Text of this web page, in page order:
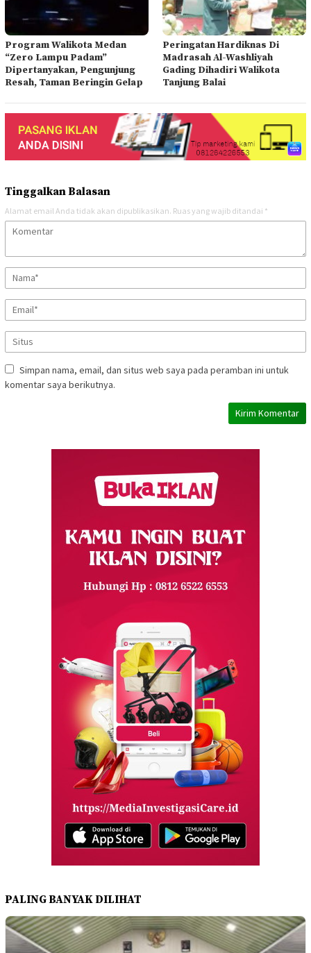
Program Walikota Medan
“Zero Lampu Padam”
Dipertanyakan, Pengunjung
Resah, Taman Beringin Gelap
Peringatan Hardiknas Di
Madrasah Al-Washliyah
Gading Dihadiri Walikota
Tanjung Balai
Tinggalkan Balasan
Alamat email Anda tidak akan dipublikasikan. Ruas yang wajib ditandai *
Simpan nama, email, dan situs web saya pada peramban ini untuk
komentar saya berikutnya.
PALING BANYAK DILIHAT